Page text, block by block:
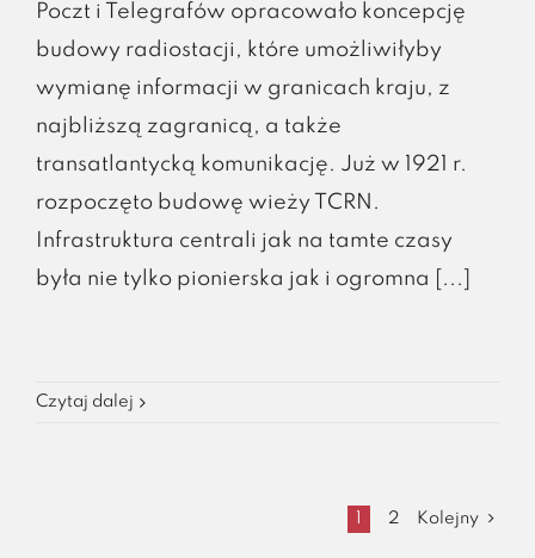
Poczt i Telegrafów opracowało koncepcję
budowy radiostacji, które umożliwiłyby
wymianę informacji w granicach kraju, z
najbliższą zagranicą, a także
transatlantycką komunikację. Już w 1921 r.
rozpoczęto budowę wieży TCRN.
Infrastruktura centrali jak na tamte czasy
była nie tylko pionierska jak i ogromna [...]
Czytaj dalej
1 2 Kolejny